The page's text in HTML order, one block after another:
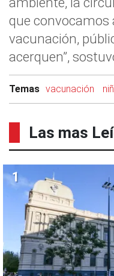
que convocamos
vacunación,
acerquen”,
Temas vacunación
Las mas